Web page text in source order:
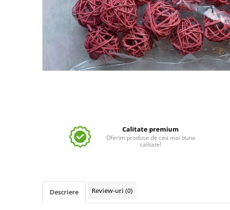
Calitate premium
Oferim produse de cea mai buna
calitate!
Descriere Review-uri (0)